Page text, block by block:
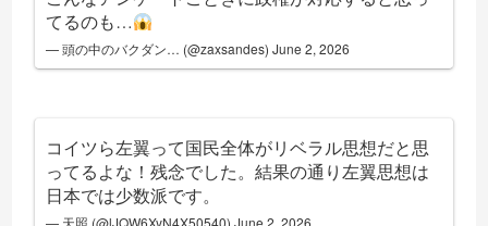
てるのも…
— 頭の中のバクダン… (@zaxsandes)June 2, 2026
コイツら左翼って国民全体がリベラル思想だと思
ってるよな！残念でした。結果の通り左翼思想は
日本では少数派です。